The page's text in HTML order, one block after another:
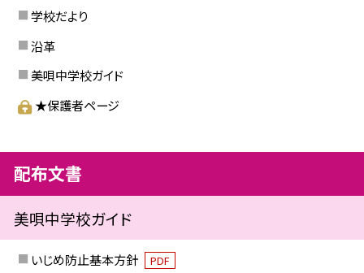
学校だより
沿革
美唄中学校ガイド
★保護者ページ
配布文書
美唄中学校ガイド
いじめ防止基本方針 PDF